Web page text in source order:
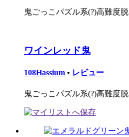
鬼ごっこパズル系(?)高難度
ワインレッド鬼
108Hassium • レビュー
鬼ごっこパズル系(?)高難度